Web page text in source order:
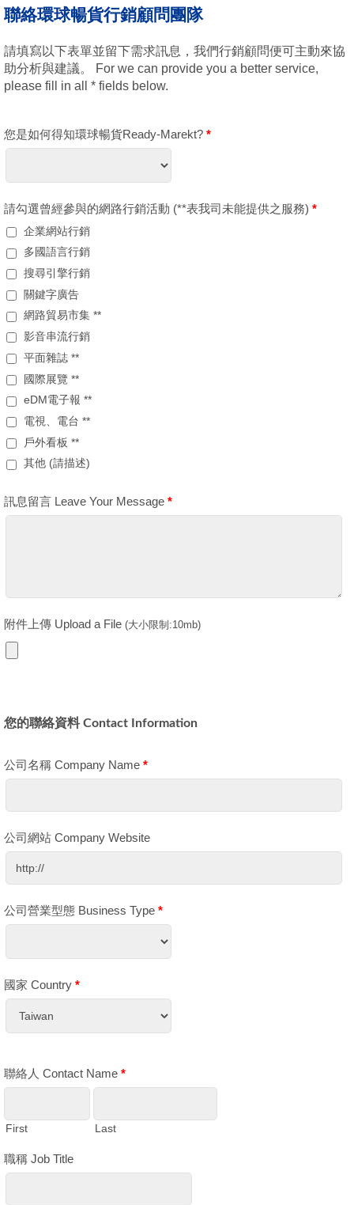
聯絡環球暢貨行銷顧問團隊
請填寫以下表單並留下需求訊息，我們行銷顧問便可主動來協
助分析與建議。 For we can provide you a better service,
please fill in all * fields below.
您是如何得知環球暢貨Ready-Marekt? *
請勾選曾經參與的網路行銷活動 (**表我司未能提供之服務) *
企業網站行銷
多國語言行銷
搜尋引擎行銷
關鍵字廣告
網路貿易市集 **
影音串流行銷
平面雜誌 **
國際展覽 **
eDM電子報 **
電視、電台 **
戶外看板 **
其他 (請描述)
訊息留言 Leave Your Message *
附件上傳 Upload a File (大小限制:10mb)
您的聯絡資料 Contact Information
公司名稱 Company Name *
公司網站 Company Website
公司營業型態 Business Type *
國家 Country *
聯絡人 Contact Name *
First Last
職稱 Job Title